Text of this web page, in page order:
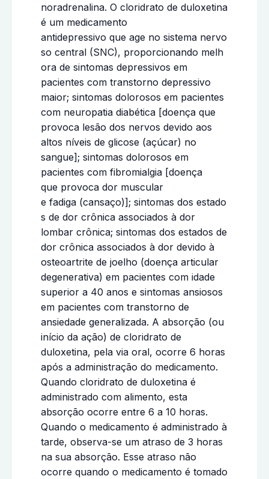
noradrenalina. O cloridrato de duloxetina
é um medicamento
antidepressivo que age no sistema nervo
so central (SNC), proporcionando melh
ora de sintomas depressivos em
pacientes com transtorno depressivo
maior; sintomas dolorosos em pacientes
com neuropatia diabética [doença que
provoca lesão dos nervos devido aos
altos níveis de glicose (açúcar) no
sangue]; sintomas dolorosos em
pacientes com fibromialgia [doença
que provoca dor muscular
e fadiga (cansaço)]; sintomas dos estado
s de dor crônica associados à dor
lombar crônica; sintomas dos estados de
dor crônica associados à dor devido à
osteoartrite de joelho (doença articular
degenerativa) em pacientes com idade
superior a 40 anos e sintomas ansiosos
em pacientes com transtorno de
ansiedade generalizada. A absorção (ou
início da ação) de cloridrato de
duloxetina, pela via oral, ocorre 6 horas
após a administração do medicamento.
Quando cloridrato de duloxetina é
administrado com alimento, esta
absorção ocorre entre 6 a 10 horas.
Quando o medicamento é administrado à
tarde, observa-se um atraso de 3 horas
na sua absorção. Esse atraso não
ocorre quando o medicamento é tomado